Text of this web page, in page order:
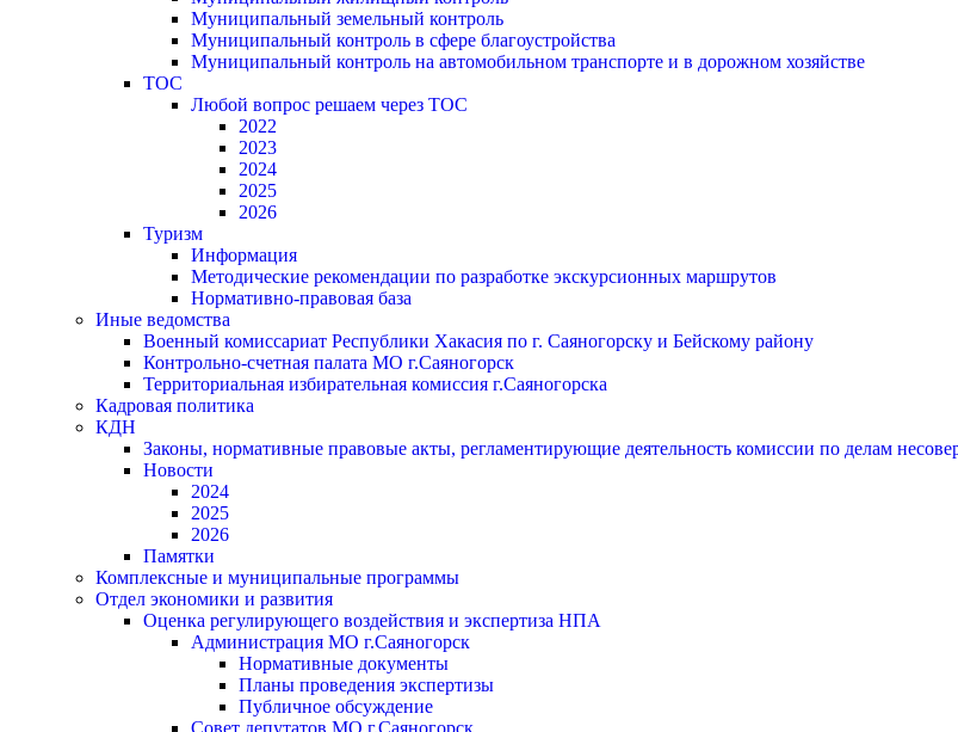
Муниципальный земельный контроль
Муниципальный контроль в сфере благоустройства
Муниципальный контроль на автомобильном транспорте и в дорожном хозяйстве
ТОС
Любой вопрос решаем через ТОС
2022
2023
2024
2025
2026
Туризм
Информация
Методические рекомендации по разработке экскурсионных маршрутов
Нормативно-правовая база
Иные ведомства
Военный комиссариат Республики Хакасия по г. Саяногорску и Бейскому району
Контрольно-счетная палата МО г.Саяногорск
Территориальная избирательная комиссия г.Саяногорска
Кадровая политика
КДН
Законы, нормативные правовые акты, регламентирующие деятельность комиссии по делам
Новости
2024
2025
2026
Памятки
Комплексные и муниципальные программы
Отдел экономики и развития
Оценка регулирующего воздействия и экспертиза НПА
Администрация МО г.Саяногорск
Нормативные документы
Планы проведения экспертизы
Публичное обсуждение